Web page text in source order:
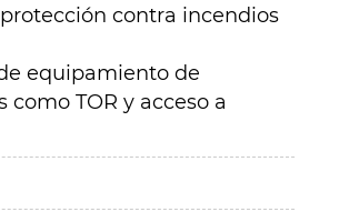
contra incendios
equipamiento de
TOR y acceso a